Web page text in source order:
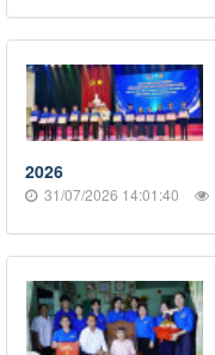
2026
31/07/2026 14:01:40